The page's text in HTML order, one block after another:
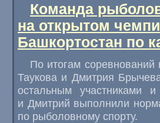
Команда
на открытом
Башкортостан по
По итогам соревнований
Таукова и Дмитрия
остальным участниками
и Дмитрий выполнили
по рыболовному спорту.